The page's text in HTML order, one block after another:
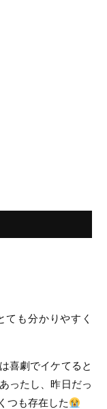
ても分かりやすく
喜劇でイケてると
ったし、昨日だっ
つも存在した